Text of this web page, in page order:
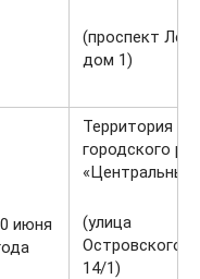
(проспект
дом 1)
июня
Территория
городского
(улица
Островского,
14/1)